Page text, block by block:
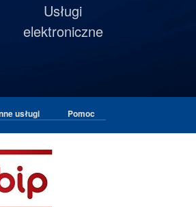
Usługi
elektroniczne
usługi Pomoc